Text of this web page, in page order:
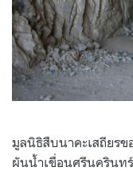
มูลนิธิสืบนาคะเสถียรข
ผันน้ำเขื่อนศรีนครินท